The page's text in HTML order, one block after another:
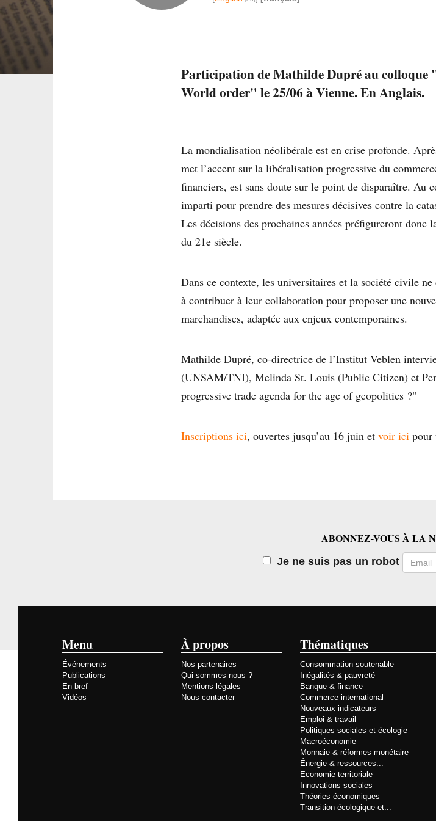
Participation de Mathilde Dupré au colloque
World order" le 25/06 à Vienne. En Anglais.
La mondialisation néolibérale est en crise profonde.
met l’accent sur la libéralisation progressive du
financiers, est sans doute sur le point de disparaître. Au
imparti pour prendre des mesures décisives contre la
Les décisions des prochaines années préfigureront donc
du 21e siècle.
Dans ce contexte, les universitaires et la société civile
à contribuer à leur collaboration pour proposer une
marchandises, adaptée aux enjeux contemporaines.
Mathilde Dupré, co-directrice de l’Institut Veblen
(UNSAM/TNI), Melinda St. Louis (Public Citizen) et
progressive trade agenda for the age of geopolitics ?"
Inscriptions ici, ouvertes jusqu’au 16 juin et voir ici pour
ABONNEZ-VOUS À LA
Je ne suis pas un robot Email
Menu
Événements
Publications
En bref
Vidéos
À propos
Nos partenaires
Qui sommes-nous ?
Mentions légales
Nous contacter
Thématiques
Consommation soutenable
Inégalités & pauvreté
Banque & finance
Commerce international
Nouveaux indicateurs
Emploi & travail
Politiques sociales et écologie
Macroéconomie
Monnaie & réformes monétaire
Énergie & ressources...
Economie territoriale
Innovations sociales
Théories économiques
Transition écologique et...